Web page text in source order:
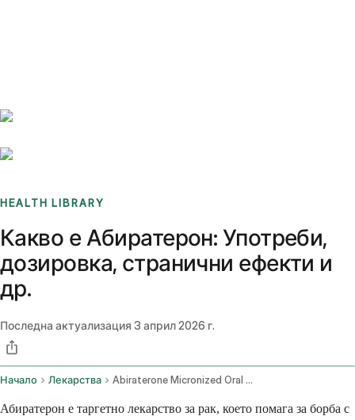
HEALTH LIBRARY
Какво е Абиратерон: Употреби,
дозировка, странични ефекти и
др.
Последна актуализация 3 април 2026 г.
Начало Лекарства Abiraterone Micronized Oral Route
Абиратерон е таргетно лекарство за рак, което помага за борба с